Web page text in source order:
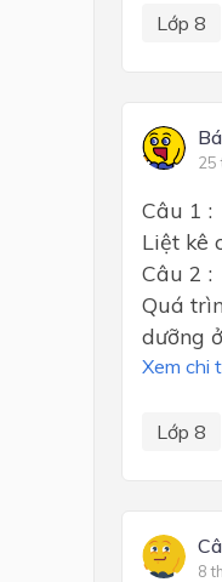
Lớp 8
25
Câu 1 :
Liệt kê
Câu 2 :
Quá
dưỡng
Xem chi
Lớp 8
8